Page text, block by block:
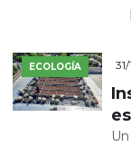
ECOLOGÍA